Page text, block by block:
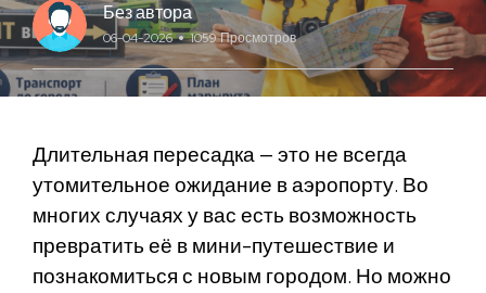
Без автора
06-04-2026 1059 Просмотров
Длительная пересадка — это не всегда
утомительное ожидание в аэропорту. Во
многих случаях у вас есть возможность
превратить её в мини-путешествие и
познакомиться с новым городом. Но можно